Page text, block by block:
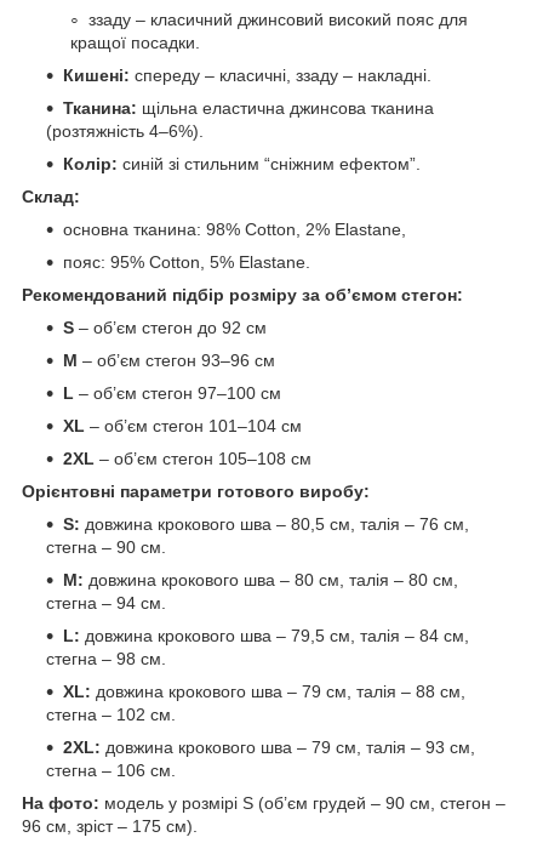
ззаду – класичний джинсовий високий пояс для
кращої посадки.
Кишені: спереду – класичні, ззаду – накладні.
Тканина: щільна еластична джинсова тканина
(розтяжність 4–6%).
Колір: синій зі стильним “сніжним ефектом”.
Склад:
основна тканина: 98% Cotton, 2% Elastane,
пояс: 95% Cotton, 5% Elastane.
Рекомендований підбір розміру за об’ємом стегон:
S – об’єм стегон до 92 см
M – об’єм стегон 93–96 см
L – об’єм стегон 97–100 см
XL – об’єм стегон 101–104 см
2XL – об’єм стегон 105–108 см
Орієнтовні параметри готового виробу:
S: довжина крокового шва – 80,5 см, талія – 76 см,
стегна – 90 см.
M: довжина крокового шва – 80 см, талія – 80 см,
стегна – 94 см.
L: довжина крокового шва – 79,5 см, талія – 84 см,
стегна – 98 см.
XL: довжина крокового шва – 79 см, талія – 88 см,
стегна – 102 см.
2XL: довжина крокового шва – 79 см, талія – 93 см,
стегна – 106 см.
На фото: модель у розмірі S (об’єм грудей – 90 см, стегон –
96 см, зріст – 175 см).